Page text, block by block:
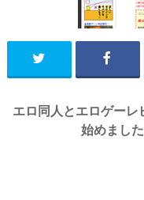
エロ同人とエロゲーレ
始めまし